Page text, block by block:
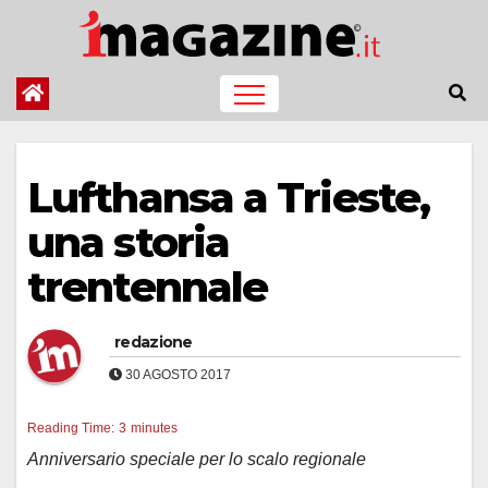
contenuto
Lufthansa a Trieste,
una storia
trentennale
redazione
30 AGOSTO 2017
Reading Time: 3 minutes
Anniversario speciale per lo scalo regionale